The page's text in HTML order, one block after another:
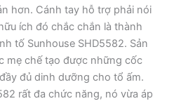
hơn. Cánh tay hỗ trợ phải nói
ích đó chắc chắn là thành
tố Sunhouse SHD5582. Sản
mẹ chế tạo được những cốc
đủ dinh dưỡng cho tổ ấm.
rất đa chức năng, nó vừa áp